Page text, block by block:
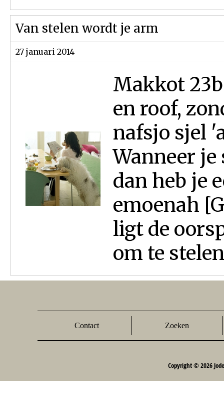
Van stelen wordt je arm
27 januari 2014
Makkot
en roof,
nafsjo sjel
Wanneer je
dan heb je
emoenah
ligt de
om te
Contact Zoeken
Copyright © 2026